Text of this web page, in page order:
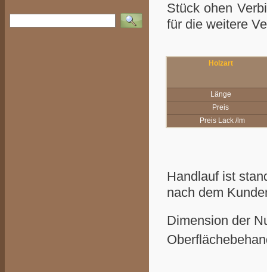
Vyhledat
Stück ohen
für die weitere
Holzart
Länge
Preis
Preis Lack /lm
Handlauf ist
nach dem
Dimension der